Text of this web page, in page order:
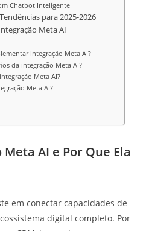
Chatbot Inteligente
para 2025-2026
Meta AI
integração Meta AI?
da integração Meta AI?
Meta AI?
Meta AI?
AI e Por Que Ela
em conectar capacidades de
digital completo. Por